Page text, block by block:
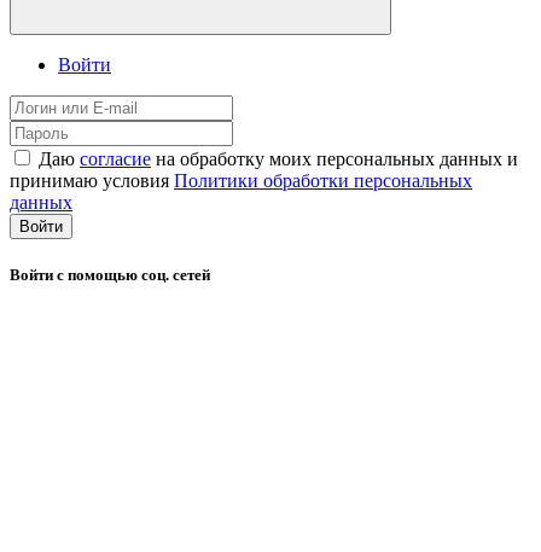
Войти
Даю согласие на обработку моих персональных данных и
принимаю условия Политики обработки персональных
данных
Войти
Войти с помощью соц. сетей